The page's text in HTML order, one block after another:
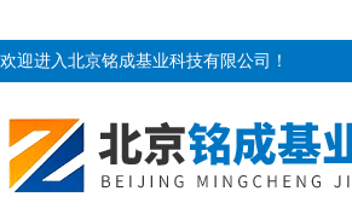
欢迎进入北京铭成基业科技有限公司！